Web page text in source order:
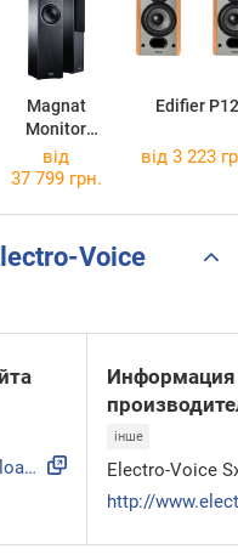
Magnat
Monitor
Reference 5A
Edifier P12
від
37 799 грн.
від 3 223
Voice
http://www.electrovoice.com/downloadfile.php?i=3241
Информация
інше
Electro-Voice